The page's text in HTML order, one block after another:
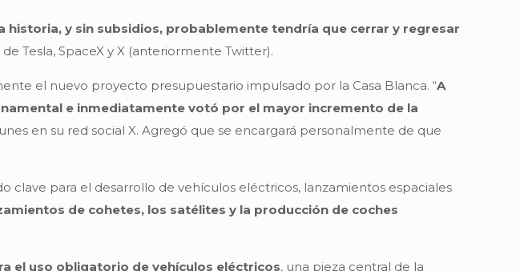
y sin subsidios, probablemente tendría que cerrar y regresar
Tesla, SpaceX y X (anteriormente Twitter).
el nuevo proyecto presupuestario impulsado por la Casa Blanca. “A
e inmediatamente votó por el mayor incremento de la
en su red social X. Agregó que se encargará personalmente de que
clave para el desarrollo de vehículos eléctricos, lanzamientos espaciales
de cohetes, los satélites y la producción de coches
el uso obligatorio de vehículos eléctricos, una pieza central de la